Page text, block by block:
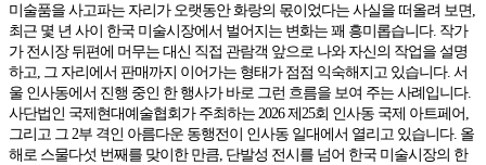
미술품을 사고파는 자리가 오랫동안 화랑의 몫이었다는 사실을 떠올려 보면,
최근 몇 년 사이 한국 미술시장에서 벌어지는 변화는 꽤 흥미롭습니다. 작가
가 전시장 뒤편에 머무는 대신 직접 관람객 앞으로 나와 자신의 작업을 설명
하고, 그 자리에서 판매까지 이어가는 형태가 점점 익숙해지고 있습니다. 서
울 인사동에서 진행 중인 한 행사가 바로 그런 흐름을 보여 주는 사례입니다.
사단법인 국제현대예술협회가 주최하는 2026 제25회 인사동 국제 아트페어,
그리고 그 2부 격인 아름다운 동행전이 인사동 일대에서 열리고 있습니다. 올
해로 스물다섯 번째를 맞이한 만큼, 단발성 전시를 넘어 한국 미술시장의 한